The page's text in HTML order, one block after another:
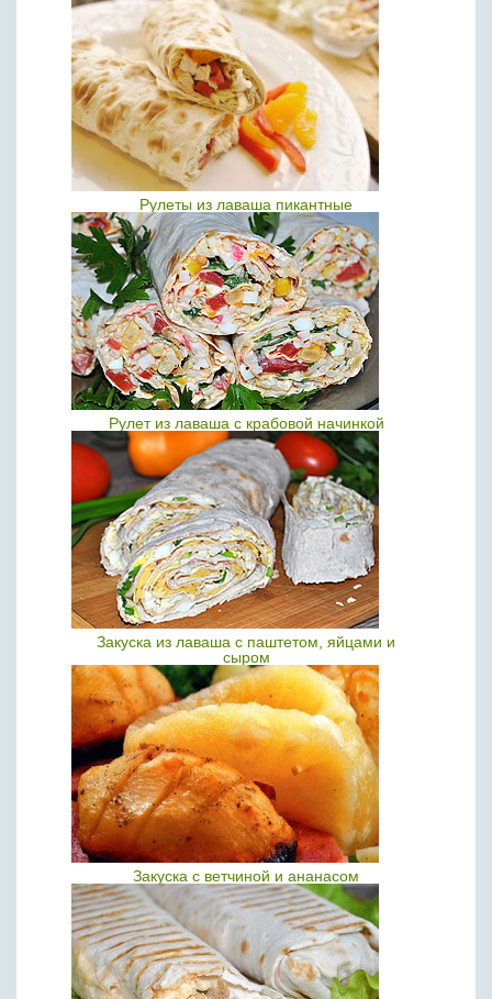
Рулеты из лаваша пикантные
Рулет из лаваша с крабовой начинкой
Закуска из лаваша с паштетом, яйцами и
сыром
Закуска с ветчиной и ананасом